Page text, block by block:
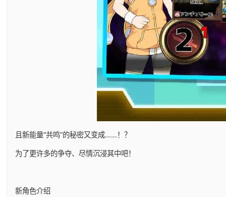
且新能量“共鸣”的秘密又变成……！？
为了更许多的争夺、尽情沉浸其中吧！
新角色介绍